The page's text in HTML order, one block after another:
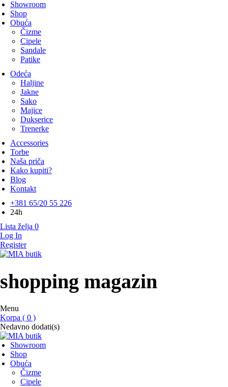
Showroom
Shop
Obuća
Čizme
Cipele
Sandale
Patike
Odeća
Haljine
Jakne
Sako
Majice
Dukserice
Trenerke
Accessories
Torbe
Naša priča
Kako kupiti?
Blog
Kontakt
+381 65/20 55 226
24h
Lista želja 0
Log In
Register
MIA butik
shopping magazin
Menu
Korpa ( 0 )
Nedavno dodati(s)
Showroom
Shop
Obuća
Čizme
Cipele